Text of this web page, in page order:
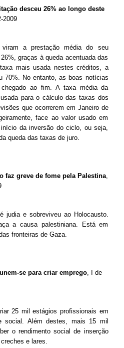
desceu 26% ao longo deste
2009
viram a prestação média do seu
graças à queda acentuada das
mais usada nestes créditos, a
70%. No entanto, as boas notícias
ao fim. A taxa média da
para o cálculo das taxas dos
que ocorrerem em Janeiro de
face ao valor usado em
da inversão do ciclo, ou seja,
queda das taxas de juro.
faz greve de fome pela Palestina,
judia e sobreviveu ao Holocausto.
a causa palestiniana. Está em
fronteiras de Gaza.
se para criar emprego, I de
25 mil estágios profissionais em
social. Além destes, mais 15 mil
o rendimento social de inserção
e lares.